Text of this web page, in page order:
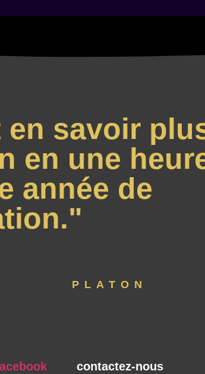
en savoir
en une
année de
PLATON
contactez-nous